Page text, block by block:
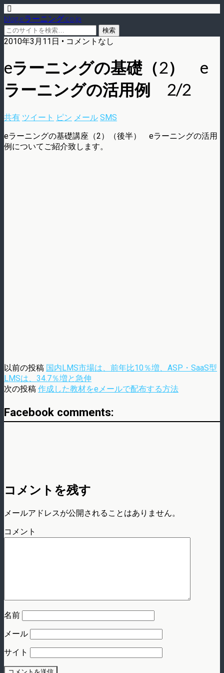
blog.eラーニング.co.jp
2010年3月11日 • コメントなし
eラーニングの基礎（2） e
ラーニングの活用例 2/2
共有 ツイート ピン メール SMS
eラーニングの基礎講座（2）（後半） eラーニングの活用
例についてご紹介致します。
以前の投稿 国内LMS市場は、前年比10％増、ASP・SaaS型
LMSは、34.7％増と急伸
次の投稿 作成した教材をeメールで配布する方法
Facebook comments:
コメントを残す
メールアドレスが公開されることはありません。
コメント
名前
メール
サイト